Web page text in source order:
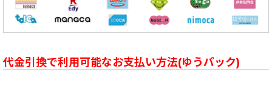
代金引換で利用可能なお支払い方法(ゆうパック)